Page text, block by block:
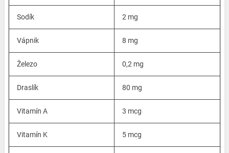
Sodík 2 mg
Vápnik 8 mg
Železo 0,2 mg
Draslík 80 mg
Vitamín A 3 mcg
Vitamín K 5 mcg